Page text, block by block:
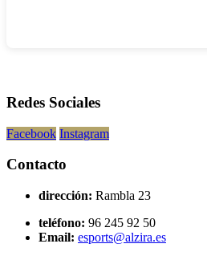
Redes Sociales
Facebook Instagram
Contacto
dirección: Rambla 23
teléfono: 96 245 92 50
Email: esports@alzira.es